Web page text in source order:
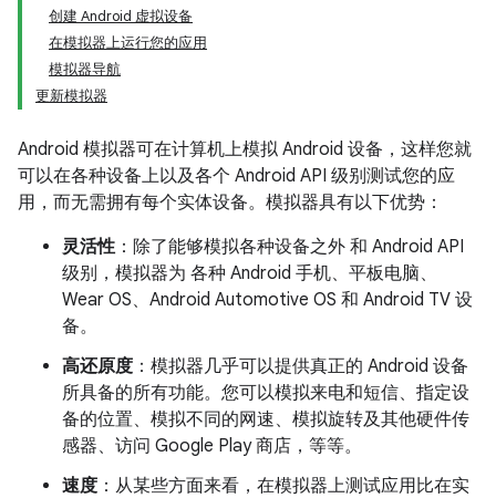
创建 Android 虚拟设备
在模拟器上运行您的应用
模拟器导航
更新模拟器
Android 模拟器可在计算机上模拟 Android 设备，这样您就
可以在各种设备上以及各个 Android API 级别测试您的应
用，而无需拥有每个实体设备。模拟器具有以下优势：
灵活性：除了能够模拟各种设备之外 和 Android API
级别，模拟器为 各种 Android 手机、平板电脑、
Wear OS、Android Automotive OS 和 Android TV 设
备。
高还原度 ：模拟器几乎可以提供真正的 Android 设备
所具备的所有功能。您可以模拟来电和短信、指定设
备的位置、模拟不同的网速、模拟旋转及其他硬件传
感器、访问 Google Play 商店，等等。
速度 ：从某些方面来看，在模拟器上测试应用比在实